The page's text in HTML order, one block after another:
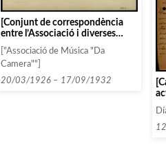
[Conjunt de correspondència
entre l’Associació i diverses
persones i entitats seguint un
ordre alfabètic: H]
["Associació de Música "Da
Camera""]
20/03/1926 – 17/09/1932